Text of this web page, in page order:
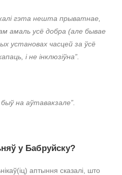
гэта нешта прыватнае,
амаль усё добра (але бывае
установах часцей за ўсё
і не інклюзіўна”.
на аўтавакзале”.
у Бабруйску?
аптыння сказалі, што